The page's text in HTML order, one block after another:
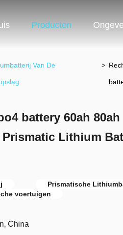
Producten
Van De >
battery 60ah 80ah
Prismatic Lithium
Prismatische
voertuigen
China